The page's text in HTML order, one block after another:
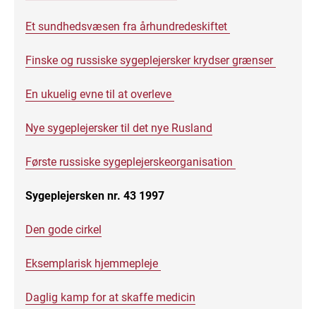
Et sundhedsvæsen fra århundredeskiftet
Finske og russiske sygeplejersker krydser grænser
En ukuelig evne til at overleve
Nye sygeplejersker til det nye Rusland
Første russiske sygeplejerskeorganisation
Sygeplejersken nr. 43 1997
Den gode cirkel
Eksemplarisk hjemmepleje
Daglig kamp for at skaffe medicin